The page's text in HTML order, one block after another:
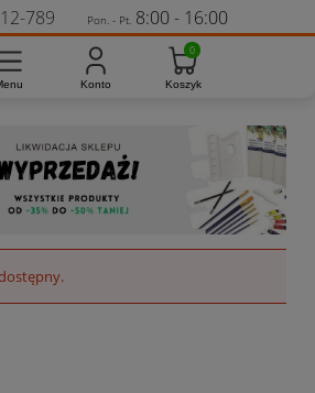
789 Pon. - Pt. 8:00 - 16:00